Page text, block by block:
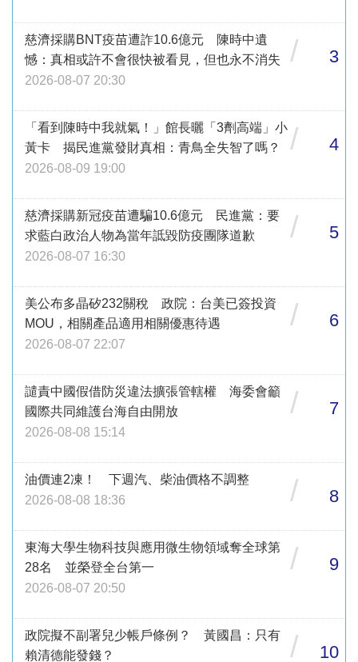
慈濟採購BNT疫苗遭詐10.6億元 陳時中遺
憾：真相或許不會很快被看見，但也永不消失
2026-08-07 20:30
/ 3
「看到陳時中我就氣！」館長曬「3劑高端」小
黃卡 揭民進黨發財真相：青鳥全失智了嗎？
2026-08-09 19:00
/ 4
慈濟採購新冠疫苗遭騙10.6億元 民進黨：要
求藍白政治人物為當年詆毀防疫團隊道歉
2026-08-07 16:30
/ 5
美公布多晶矽232關稅 政院：台美已簽投資
MOU，相關產品適用相關優惠待遇
2026-08-07 22:07
/ 6
譴責中國假借防災違法擴張管轄權 海委會籲
國際共同維護台海自由開放
2026-08-08 15:14
/ 7
油價連2凍！ 下週汽、柴油價格不調整
2026-08-08 18:36
/ 8
東海大學生物科技與應用微生物領域奪全球第
28名 並榮登全台第一
2026-08-07 20:50
/ 9
政院擬不副署兒少帳戶條例？ 黃國昌：只有
賴清德能發錢？
/ 10